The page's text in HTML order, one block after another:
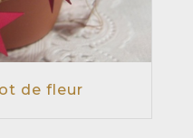
de fleur